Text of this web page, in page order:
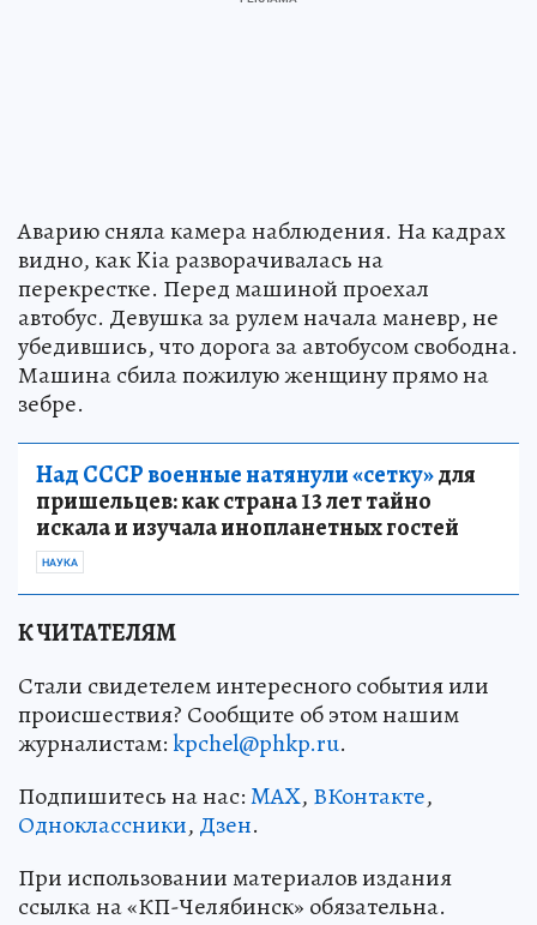
Аварию сняла камера наблюдения. На кадрах
видно, как Kia разворачивалась на
перекрестке. Перед машиной проехал
автобус. Девушка за рулем начала маневр, не
убедившись, что дорога за автобусом свободна.
Машина сбила пожилую женщину прямо на
зебре.
Над СССР военные натянули «сетку»для
пришельцев: как страна 13 лет тайно
искала и изучала инопланетных гостей
НАУКА
К ЧИТАТЕЛЯМ
Стали свидетелем интересного события или
происшествия? Сообщите об этом нашим
журналистам:kpchel@phkp.ru.
Подпишитесь на нас:MAX, ВКонтакте,
Одноклассники, Дзен.
При использовании материалов издания
ссылка на «КП-Челябинск» обязательна.